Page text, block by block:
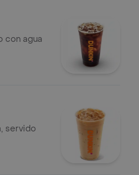
con agua
servido